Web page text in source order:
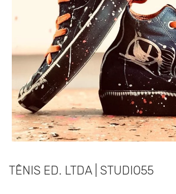
TÊNIS ED. LTDA | STUDIO55